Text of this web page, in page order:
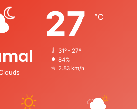
27 ℃
31º - 27º
84%
2.83 km/h